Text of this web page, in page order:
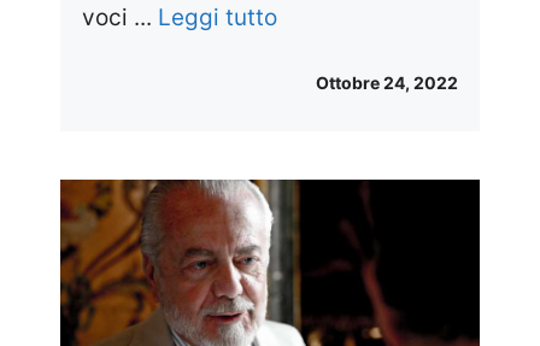
voci ... Leggi tutto
Ottobre 24, 2022